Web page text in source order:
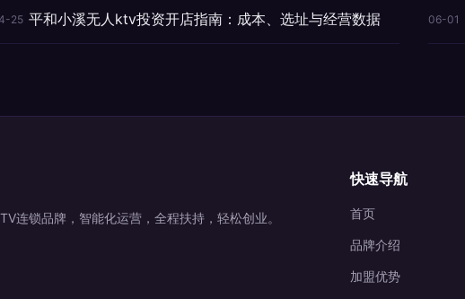
25 平和小溪无人ktv投资开店指南：成本、选址与经营数据 06-01
连锁品牌，智能化运营，全程扶持，轻松创业。
快速导航
首页
品牌介绍
加盟优势